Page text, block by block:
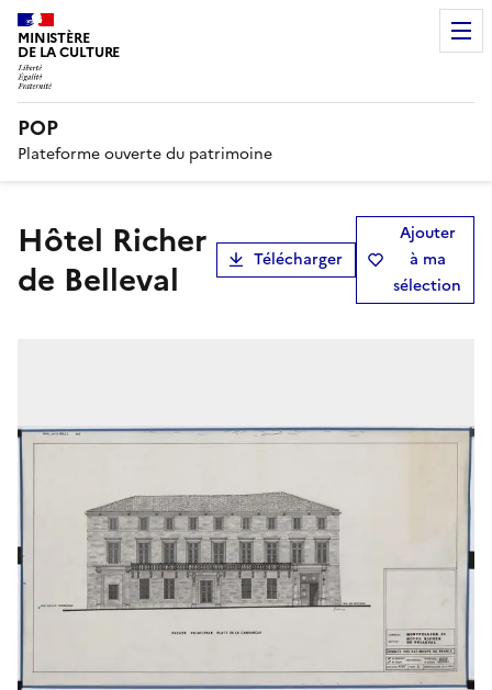
MINISTÈRE
DE LA CULTURE
POP
Plateforme ouverte du patrimoine
hôtel Richer
de Belleval
Télécharger
Ajouter
à ma
sélection